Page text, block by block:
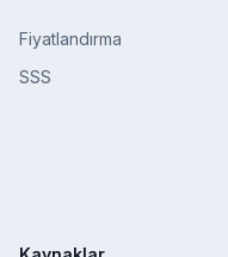
Fiyatlandırma
SSS